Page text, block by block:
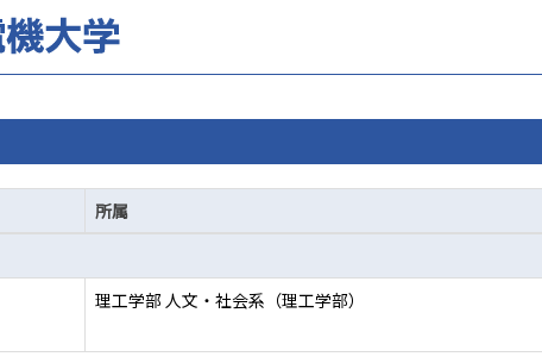
所属
理工学部 人文・社会系（理工学部）